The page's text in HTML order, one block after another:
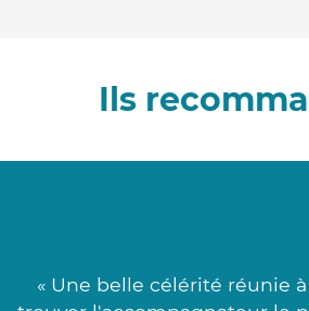
Ils
« Une belle célérité réunie